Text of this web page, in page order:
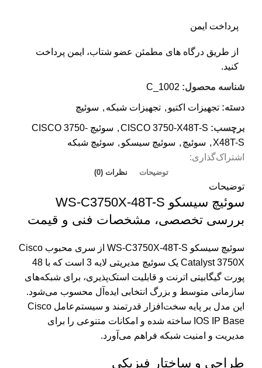
پرداخت ایمن
از طریق درگاه های مطمئن عضو شتاب، ایمن پرداخت
کنید.
شناسه محصول: C_1002
دسته: تجهیزات اکتیو , تجهیزات شبکه , سوئيچ
برچسب: CISCO 3750-X48T-S
,
سوئيچ CISCO 3750-
X48T-S
, سوئیچ , سوئیچ سیسکو , سوئیچ شبکه
اشتراک‌گذاری:
توضیحات نظرات (0)
توضیحات
سوئیچ سیسکو WS-C3750X-48T-S
بررسی تخصصی، مشخصات فنی و قیمت
سوئیچ سیسکو WS-C3750X-48T-S از سری محبوب Cisco
Catalyst 3750X یک سوئیچ مدیریتی لایه 3 است که با 48
پورت گیگابیتی اترنت و قابلیت استک‌پذیری، برای شبکه‌های
سازمانی متوسط و بزرگ انتخابی ایده‌آل محسوب می‌شود.
این مدل بر پایه سخت‌افزار قدرتمند و سیستم‌عامل Cisco
IOS IP Base ساخته شده و امکانات متنوعی را برای
مدیریت و امنیت شبکه فراهم می‌آورد.
طراحی و ساختار فیزیکی